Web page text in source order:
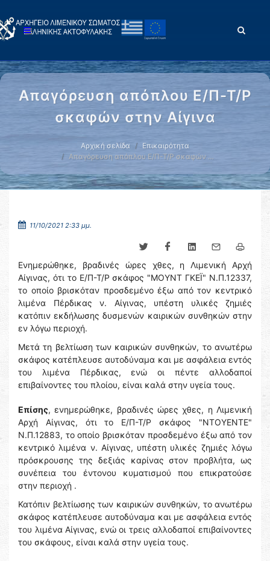
Απαγόρευση απόπλου Ε/Π-Τ/Ρ
σκαφών στην Αίγινα
Αρχική σελίδα
Επικαιρότητα
Απαγόρευση απόπλου Ε/Π-Τ/Ρ σκαφών …
11/10/2021 2:33 μμ.
Ενημερώθηκε, βραδινές ώρες χθες, η Λιμενική Αρχή
Αίγινας, ότι το Ε/Π-Τ/Ρ σκάφος "ΜΟΥΝΤ ΓΚΕΪ" Ν.Π.12337,
το οποίο βρισκόταν προσδεμένο έξω από τον κεντρικό
λιμένα Πέρδικας ν. Αίγινας, υπέστη υλικές ζημιές
κατόπιν εκδήλωσης δυσμενών καιρικών συνθηκών στην
εν λόγω περιοχή.
Μετά τη βελτίωση των καιρικών συνθηκών, το ανωτέρω
σκάφος κατέπλευσε αυτοδύναμα και με ασφάλεια εντός
του λιμένα Πέρδικας, ενώ οι πέντε αλλοδαποί
επιβαίνοντες του πλοίου, είναι καλά στην υγεία τους.
Επίσης, ενημερώθηκε, βραδινές ώρες χθες, η Λιμενική
Αρχή Αίγινας, ότι το Ε/Π-Τ/Ρ σκάφος "ΝΤΟΥΕΝΤΕ"
Ν.Π.12883, το οποίο βρισκόταν προσδεμένο έξω από τον
κεντρικό λιμένα ν. Αίγινας, υπέστη υλικές ζημιές λόγω
πρόσκρουσης της δεξιάς καρίνας στον προβλήτα, ως
συνέπεια του έντονου κυματισμού που επικρατούσε
στην περιοχή .
Κατόπιν βελτίωσης των καιρικών συνθηκών, το ανωτέρω
σκάφος κατέπλευσε αυτοδύναμα και με ασφάλεια εντός
του λιμένα Αίγινας, ενώ οι τρεις αλλοδαποί επιβαίνοντες
του σκάφους, είναι καλά στην υγεία τους.